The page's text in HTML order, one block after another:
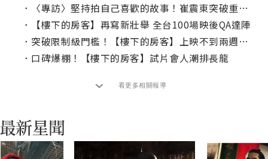
．
〈專訪〉堅持拍自己喜歡的故事！崔震東突破重重難關拍【樓下的房客】
．
【樓下的房客】再寫新壯舉 全台100場映後QA達陣
． 突破限制級門檻！【樓下的房客】上映不到兩週破億
． 口碑爆棚！【樓下的房客】試片會人潮排長龍
看更多相關報導